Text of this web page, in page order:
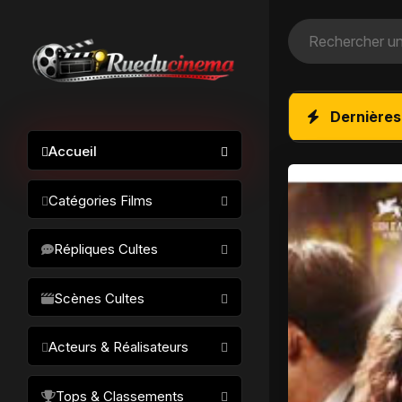
Accueil
Catégories Films
Science-fiction
Drame / Thriller
Comédie/humour
Horreur
Fantastique
Répliques Cultes
Scènes Cultes
Acteurs & Réalisateurs
Tops & Classements